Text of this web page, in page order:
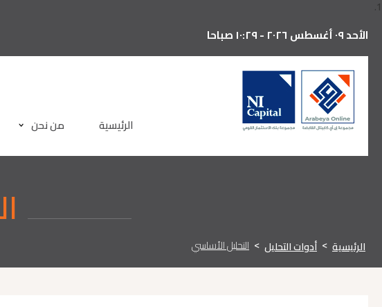
1.
الأحد ٠٩ أغسطس ٢٠٢٦ - ١٠:٢٩ صباحا
الرئيسية
من نحن
الرئيسية > أدوات التحليل > التحليل اﻷساسي